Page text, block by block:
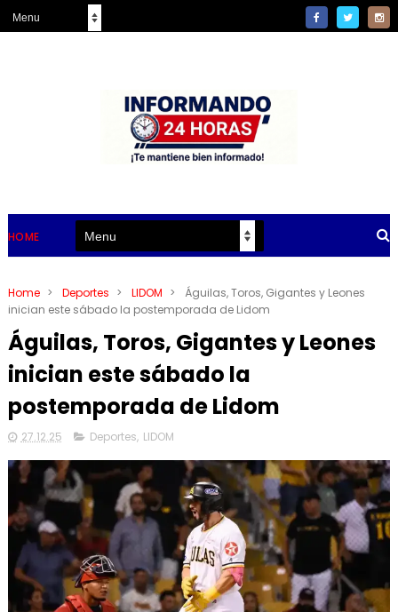
HOME
Home > Deportes > LIDOM >
Águilas, Toros, Gigantes y Leones
inician este sábado la postemporada de Lidom
Águilas, Toros, Gigantes y Leones
inician este sábado la
postemporada de Lidom
27.12.25 Deportes, LIDOM